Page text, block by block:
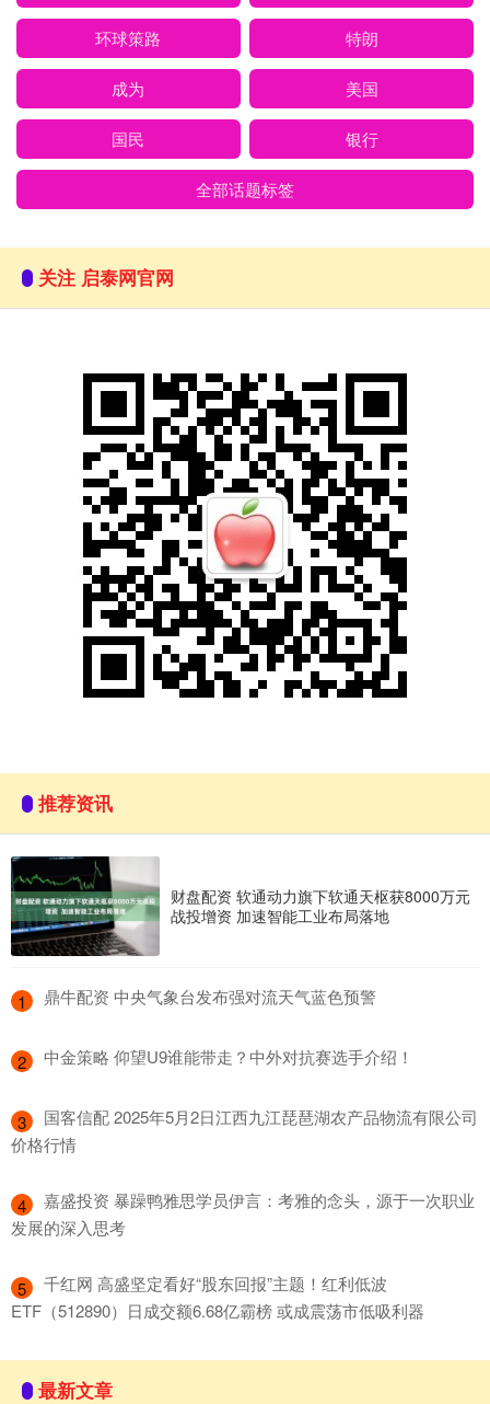
环球策路 特朗
成为 美国
国民 银行
全部话题标签
关注 启泰网官网
推荐资讯
财盘配资 软通动力旗下软通天枢获8000万元
战投增资 加速智能工业布局落地
1 ​鼎牛配资 中央气象台发布强对流天气蓝色预警
2 ​中金策略 仰望U9谁能带走？中外对抗赛选手介绍！
3
​国客信配 2025年5月2日江西九江琵琶湖农产品物流有限公司
价格行情
4
​嘉盛投资 暴躁鸭雅思学员伊言：考雅的念头，源于一次职业
发展的深入思考
5
​千红网 高盛坚定看好“股东回报”主题！红利低波
ETF（512890）日成交额6.68亿霸榜 或成震荡市低吸利器
最新文章